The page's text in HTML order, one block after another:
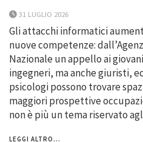
31 LUGLIO 2026
Gli attacchi informatici
nuove competenze:
Nazionale un appello ai
ingegneri, ma anche giuristi,
psicologi possono trovare
maggiori prospettive
non è più un tema riservato
LEGGI ALTRO...